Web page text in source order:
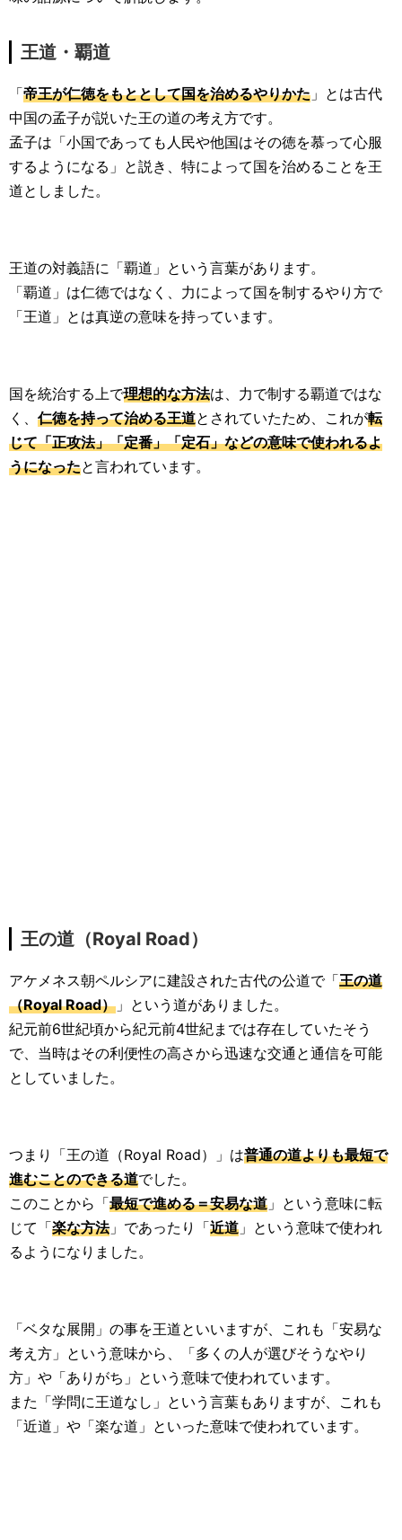
王道・覇道
「帝王が仁徳をもととして国を治めるやりかた 」とは古代
中国の孟子が説いた王の道の考え方です。
孟子は「小国であっても人民や他国はその徳を慕って心服
するようになる」と説き、特によって国を治めることを王
道としました。
王道の対義語に「覇道」という言葉があります。
「覇道」は仁徳ではなく、力によって国を制するやり方で
「王道」とは真逆の意味を持っています。
国を統治する上で理想的な方法は、力で制する覇道ではな
く、 仁徳を持って治める王道とされていたため、これが転
じて「正攻法」「定番」「定石」などの意味で使われるよ
うになったと言われています。
王の道（Royal Road）
アケメネス朝ペルシアに建設された古代の公道で「王の道
（Royal Road） 」という道がありました。
紀元前6世紀頃から紀元前4世紀までは存在していたそう
で、当時はその利便性の高さから迅速な交通と通信を可能
としていました。
つまり「王の道（Royal Road）」は普通の道よりも最短で
進むことのできる道でした。
このことから「最短で進める＝安易な道 」という意味に転
じて「楽な方法」であったり「近道 」という意味で使われ
るようになりました。
「ベタな展開」の事を王道といいますが、これも「安易な
考え方」という意味から、「多くの人が選びそうなやり
方」や「ありがち」という意味で使われています。
また「学問に王道なし」という言葉もありますが、これも
「近道」や「楽な道」といった意味で使われています。